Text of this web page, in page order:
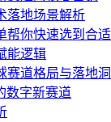
落地场景解析
帮你快速选到合
能逻辑
赛道格局与落地
数字新赛道